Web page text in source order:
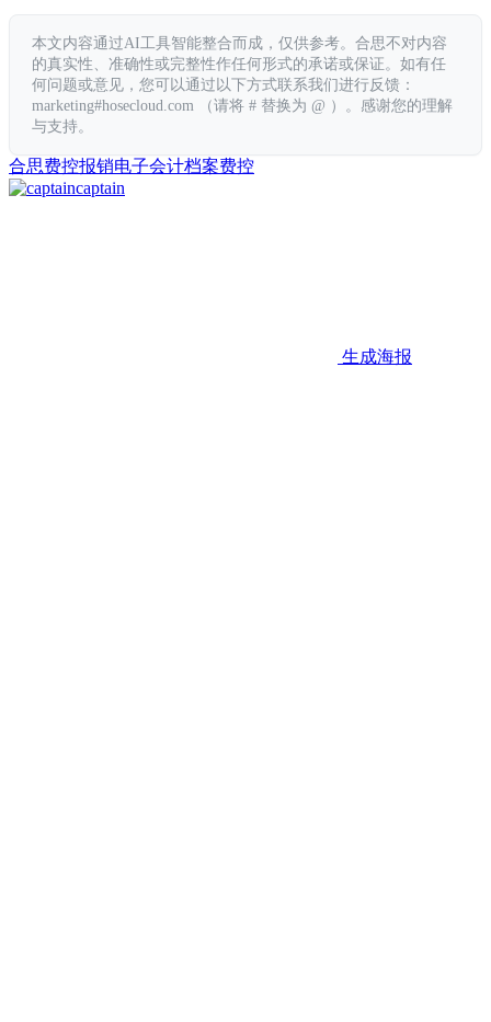
本文内容通过AI工具智能整合而成，仅供参考。合思不对内容
的真实性、准确性或完整性作任何形式的承诺或保证。如有任
何问题或意见，您可以通过以下方式联系我们进行反馈：
marketing#hosecloud.com （请将 # 替换为 @ ）。感谢您的理解
与支持。
合思费控报销电子会计档案费控
captain
生成海报